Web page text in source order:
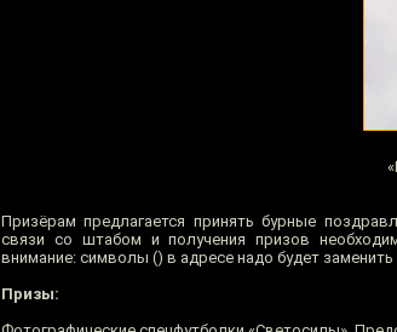
Призёрам предлагается принять бурные
связи со штабом и получения призов
внимание: символы () в адресе надо будет
Призы: